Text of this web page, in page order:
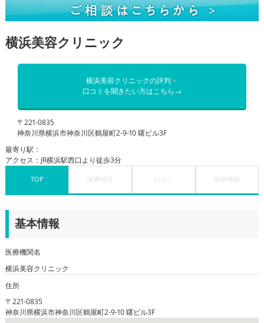
横浜美容クリニック
横浜美容クリニックの評判・
口コミを聞きたい方はこちら→
〒221-0835
神奈川県横浜市神奈川区鶴屋町2-9-10 曙ビル3F
最寄り駅：
アクセス：JR横浜駅西口より徒歩3分
TOP 診療科目 口コミ 医師情報
基本情報
医療機関名
横浜美容クリニック
住所
〒221-0835
神奈川県横浜市神奈川区鶴屋町2-9-10 曙ビル3F